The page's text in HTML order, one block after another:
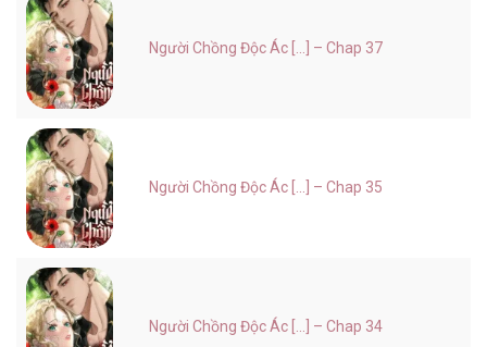
Người Chồng Độc Ác [...] – Chap 37
Người Chồng Độc Ác [...] – Chap 35
Người Chồng Độc Ác [...] – Chap 34